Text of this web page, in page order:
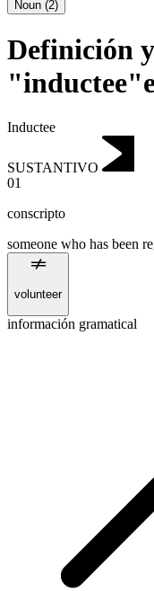
Noun (2)
Definición
Inductee
SUSTANTIVO
01
conscripto
someone who has been
volunteer
información gramatical